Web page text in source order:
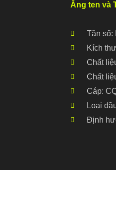
Ăng ten và
Tần số:
Kích
Chất
Chất
Cáp:
Loại
Định